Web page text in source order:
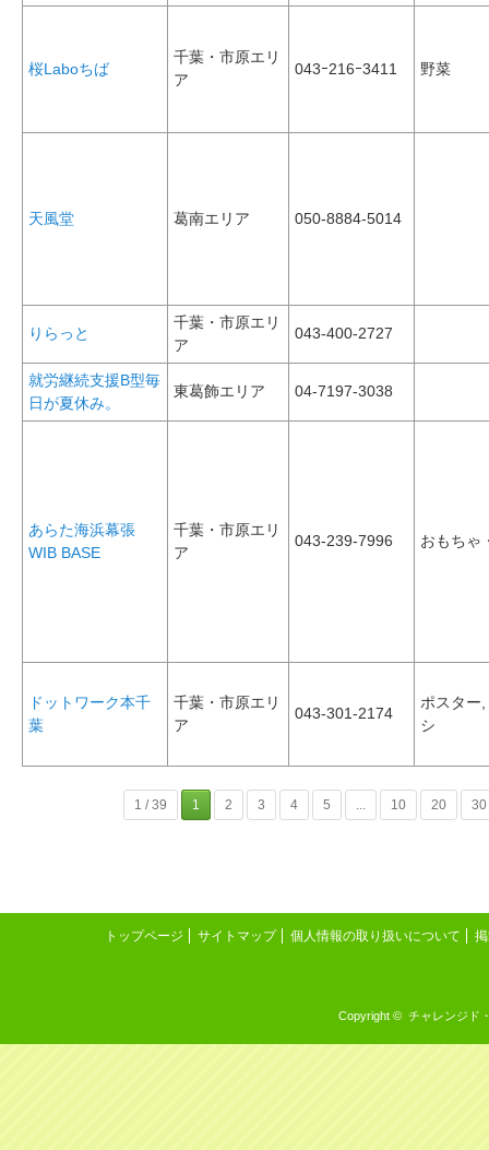
桜Laboちば
千葉・市原エリ
ア
043ｰ216ｰ3411 野菜
天風堂 葛南エリア 050-8884-5014
りらっと
千葉・市原エリ
ア
043-400-2727
就労継続支援B型毎
日が夏休み。
東葛飾エリア 04-7197-3038
あらた海浜幕張
WIB BASE
千葉・市原エリ
ア
043-239-7996 おもちゃ
ドットワーク本千
葉
千葉・市原エリ
ア
043-301-2174
ポスター
シ
1 / 39 1 2 3 4 5 10 20 30
トップページ サイトマップ 個人情報の取り扱いについて
Copyright © チャレンジド